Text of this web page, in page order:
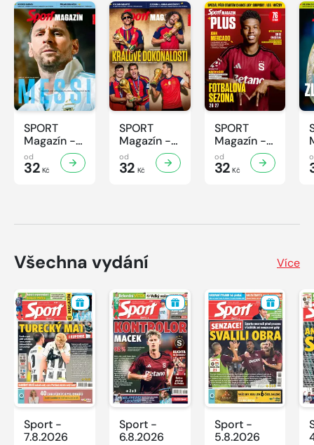
SPORT
Magazín -
32/2026
od
32 Kč
SPORT
Magazín -
31/2026
od
32 Kč
SPORT
Magazín -
30/2026
od
32 Kč
Všechna vydání Více
Sport -
7.8.2026
Sport -
6.8.2026
Sport -
5.8.2026